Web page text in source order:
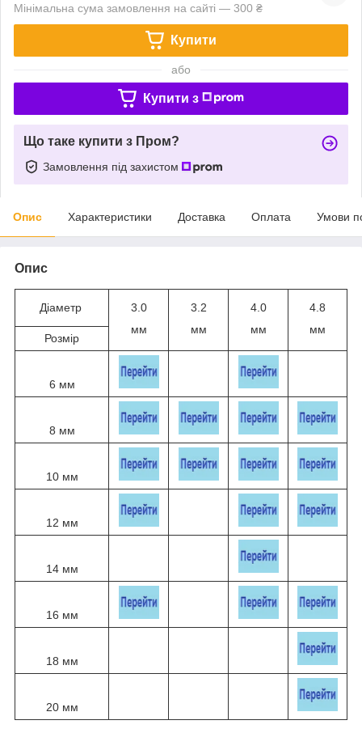
Мінімальна сума замовлення на сайті — 300 ₴
Купити
або
Купити з
Що таке купити з Пром?
Замовлення під захистом
Опис Характеристики Доставка Оплата Умови
Опис
Діаметр
3.0
мм
3.2
мм
4.0
мм
4.8
мм
Розмір
6 мм
8 мм
10 мм
12 мм
14 мм
16 мм
18 мм
20 мм